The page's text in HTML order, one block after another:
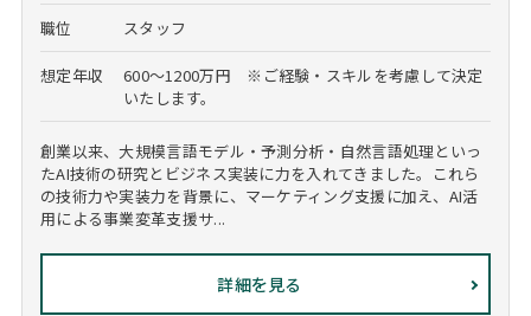
職位 スタッフ
想定年収
600～1200万円 ※ご経験・スキルを考慮して決定
いたします。
創業以来、大規模言語モデル・予測分析・自然言語処理といっ
たAI技術の研究とビジネス実装に力を入れてきました。これら
の技術力や実装力を背景に、マーケティング支援に加え、AI活
用による事業変革支援サ...
詳細を見る